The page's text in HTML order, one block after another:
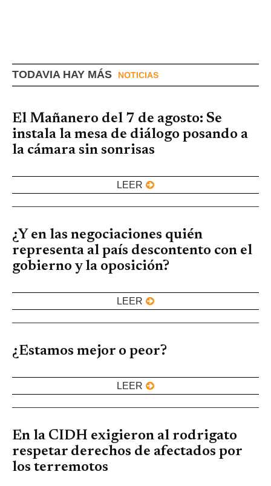
TODAVIA HAY MÁS NOTICIAS
El Mañanero del 7 de agosto: Se
instala la mesa de diálogo posando a
la cámara sin sonrisas
LEER
¿Y en las negociaciones quién
representa al país descontento con el
gobierno y la oposición?
LEER
¿Estamos mejor o peor?
LEER
En la CIDH exigieron al rodrigato
respetar derechos de afectados por
los terremotos